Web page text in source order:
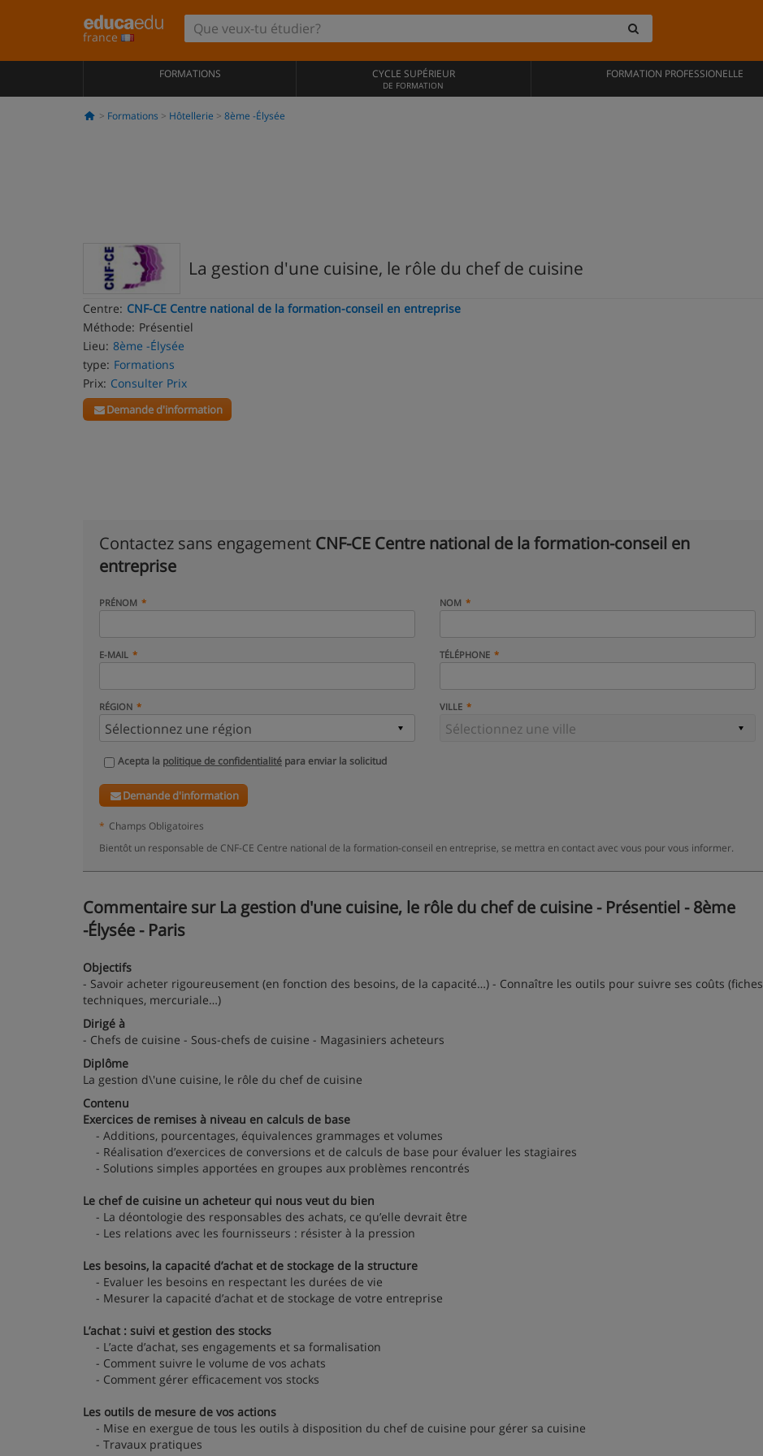
france
FORMATIONS CYCLE SUPÉRIEUR
DE FORMATION
FORMATION PROFESSIONELLE
Formations Hôtellerie 8ème -Élysée
La gestion d'une cuisine, le rôle du chef de cuisine
Centre: CNF-CE Centre national de la formation-conseil en entreprise
Méthode: Présentiel
Lieu: 8ème -Élysée
type: Formations
Prix: Consulter Prix
Demande d'information
Contactez sans engagement CNF-CE Centre national de la formation-conseil en
entreprise
PRÉNOM NOM
E-MAIL TÉLÉPHONE
RÉGION VILLE
Acepta la politique de confidentialité para enviar la solicitud
Demande d'information
* Champs Obligatoires
Bientôt un responsable de CNF-CE Centre national de la formation-conseil en entreprise, se mettra en contact avec vous pour vous informer.
Commentaire sur La gestion d'une cuisine, le rôle du chef de cuisine - Présentiel - 8ème
-Élysée - Paris
Objectifs
- Savoir acheter rigoureusement (en fonction des besoins, de la capacité…) - Connaître les outils pour suivre ses coûts (fiches
techniques, mercuriale…)
Dirigé à
- Chefs de cuisine - Sous-chefs de cuisine - Magasiniers acheteurs
Diplôme
La gestion d\'une cuisine, le rôle du chef de cuisine
Contenu
Exercices de remises à niveau en calculs de base
- Additions, pourcentages, équivalences grammages et volumes
- Réalisation d’exercices de conversions et de calculs de base pour évaluer les stagiaires
- Solutions simples apportées en groupes aux problèmes rencontrés
Le chef de cuisine un acheteur qui nous veut du bien
- La déontologie des responsables des achats, ce qu’elle devrait être
- Les relations avec les fournisseurs : résister à la pression
Les besoins, la capacité d’achat et de stockage de la structure
- Evaluer les besoins en respectant les durées de vie
- Mesurer la capacité d’achat et de stockage de votre entreprise
L’achat : suivi et gestion des stocks
- L’acte d’achat, ses engagements et sa formalisation
- Comment suivre le volume de vos achats
- Comment gérer efficacement vos stocks
Les outils de mesure de vos actions
- Mise en exergue de tous les outils à disposition du chef de cuisine pour gérer sa cuisine
- Travaux pratiques